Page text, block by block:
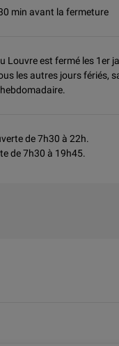
min avant la fermeture
Louvre est fermé les 1er
les autres jours fériés,
de 7h30 à 22h.
de 7h30 à 19h45.